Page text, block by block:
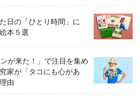
日の「ひとり時間」に
本５選
が来た！」で注目を集め
家が「タコにも心があ
由